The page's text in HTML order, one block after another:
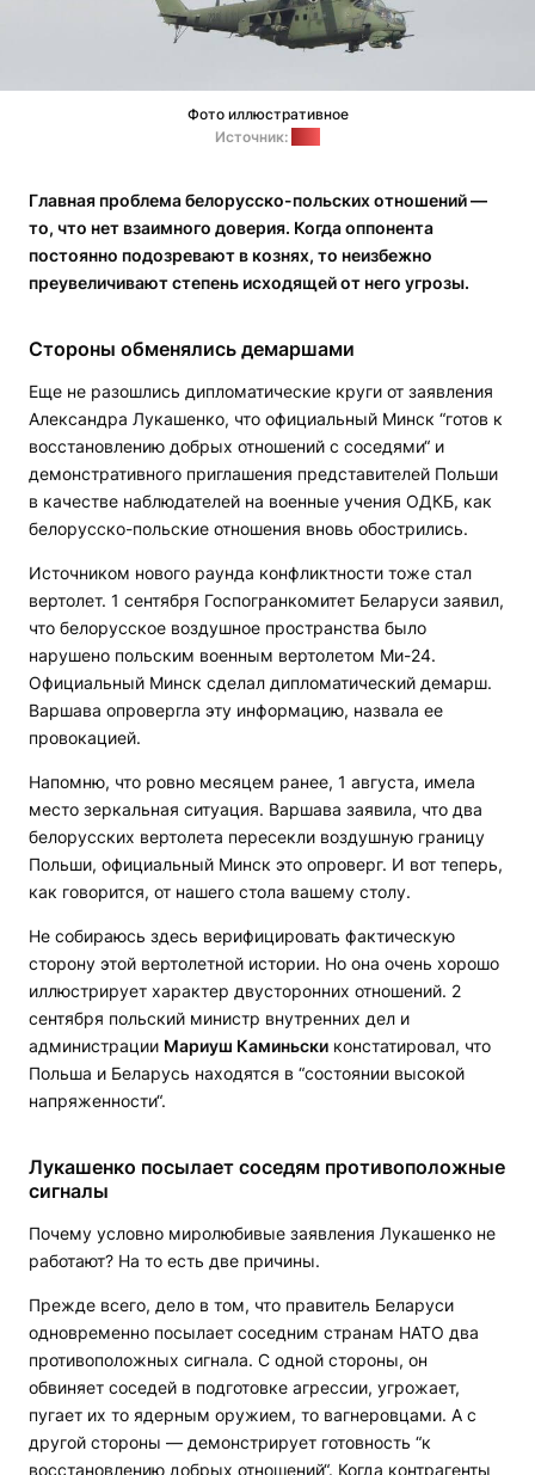
Фото иллюстративное
Источник:
Главная проблема белорусско-польских отношений —
то, что нет взаимного доверия. Когда оппонента
постоянно подозревают в кознях, то неизбежно
преувеличивают степень исходящей от него угрозы.
Стороны обменялись демаршами
Еще не разошлись дипломатические круги от заявления
Александра Лукашенко, что официальный Минск “готов к
восстановлению добрых отношений с соседями“ и
демонстративного приглашения представителей Польши
в качестве наблюдателей на военные учения ОДКБ, как
белорусско-польские отношения вновь обострились.
Источником нового раунда конфликтности тоже стал
вертолет. 1 сентября Госпогранкомитет Беларуси заявил,
что белорусское воздушное пространства было
нарушено польским военным вертолетом Ми-24.
Официальный Минск сделал дипломатический демарш.
Варшава опровергла эту информацию, назвала ее
провокацией.
Напомню, что ровно месяцем ранее, 1 августа, имела
место зеркальная ситуация. Варшава заявила, что два
белорусских вертолета пересекли воздушную границу
Польши, официальный Минск это опроверг. И вот теперь,
как говорится, от нашего стола вашему столу.
Не собираюсь здесь верифицировать фактическую
сторону этой вертолетной истории. Но она очень хорошо
иллюстрирует характер двусторонних отношений. 2
сентября польский министр внутренних дел и
администрации Мариуш Каминьски констатировал, что
Польша и Беларусь находятся в “состоянии высокой
напряженности“.
Лукашенко посылает соседям противоположные
сигналы
Почему условно миролюбивые заявления Лукашенко не
работают? На то есть две причины.
Прежде всего, дело в том, что правитель Беларуси
одновременно посылает соседним странам НАТО два
противоположных сигнала. С одной стороны, он
обвиняет соседей в подготовке агрессии, угрожает,
пугает их то ядерным оружием, то вагнеровцами. А с
другой стороны — демонстрирует готовность “к
восстановлению добрых отношений“. Когда контрагенты